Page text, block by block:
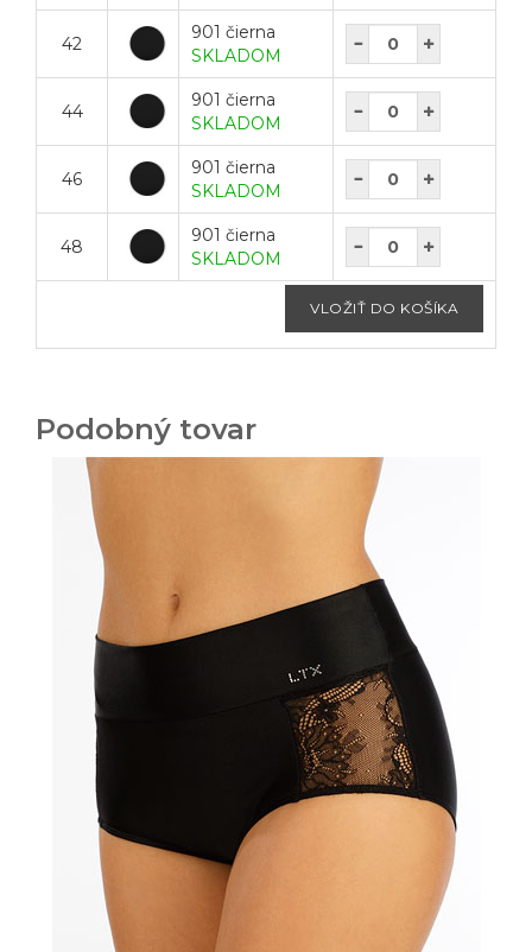
42
901 čierna
SKLADOM
44
901 čierna
SKLADOM
46
901 čierna
SKLADOM
48
901 čierna
SKLADOM
Podobný tovar